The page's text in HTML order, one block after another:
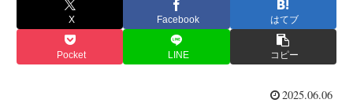
X Facebook はてブ
Pocket LINE コピー
2025.06.06